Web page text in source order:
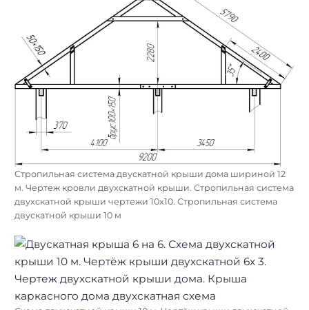
Стропильная система двускатной крыши дома шириной 12
м. Чертеж кровли двухскатной крыши. Стропильная система
двухскатной крыши чертежи 10х10. Стропильная система
двускатной крыши 10 м